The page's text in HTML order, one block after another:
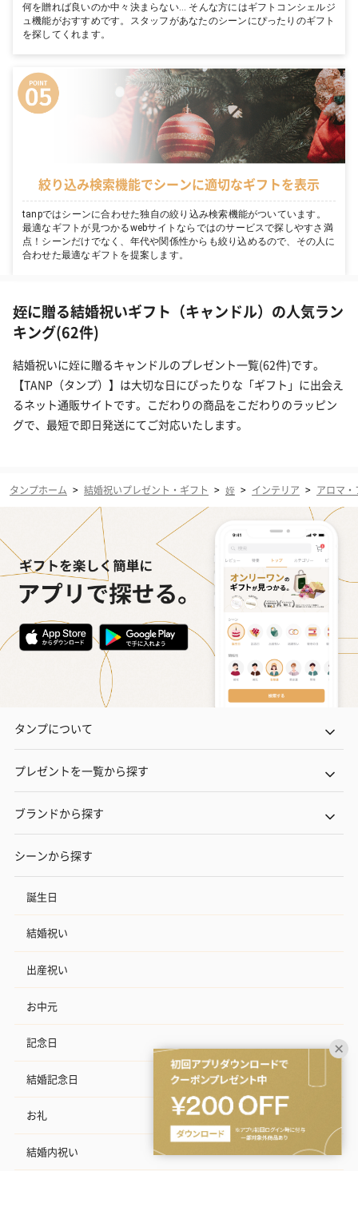
何を贈れば良いのか中々決まらない… そんな方にはギフトコンシェルジ
ュ機能がおすすめです。スタッフがあなたのシーンにぴったりのギフト
を探してくれます。
絞り込み検索機能でシーンに適切なギフトを表示
tanpではシーンに合わせた独自の絞り込み検索機能がついています。
最適なギフトが見つかるwebサイトならではのサービスで探しやすさ満
点！シーンだけでなく、年代や関係性からも絞り込めるので、その人に
合わせた最適なギフトを提案します。
姪に贈る結婚祝いギフト（キャンドル）の人気ラン
キング(62件)
結婚祝いに姪に贈るキャンドルのプレゼント一覧(62件)です。
【TANP（タンプ）】は大切な日にぴったりな「ギフト」に出会え
るネット通販サイトです。こだわりの商品をこだわりのラッピン
グで、最短で即日発送にてご対応いたします。
タンプホーム > 結婚祝いプレゼント・ギフト > 姪 > インテリア > アロマ
タンプについて
プレゼントを一覧から探す
ブランドから探す
シーンから探す
誕生日
結婚祝い
出産祝い
お中元
記念日
結婚記念日
お礼
結婚内祝い